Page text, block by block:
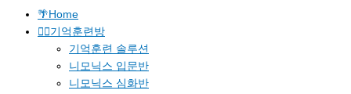
🌴Home
🐱‍🚀기억훈련방
기억훈련 솔루션
니모닉스 입문반
니모닉스 심화반